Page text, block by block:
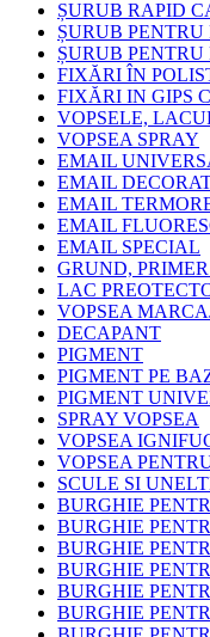
ȘURUB RAPID
ȘURUB
ȘURUB
FIXĂRI ÎN
FIXĂRI IN GIPS
VOPSELE,
VOPSEA SPRAY
EMAIL
EMAIL
EMAIL
EMAIL
EMAIL SPECIAL
GRUND,
LAC
VOPSEA
DECAPANT
PIGMENT
PIGMENT PE
PIGMENT
SPRAY VOPSEA
VOPSEA
VOPSEA
SCULE SI
BURGHIE
BURGHIE
BURGHIE
BURGHIE
BURGHIE
BURGHIE